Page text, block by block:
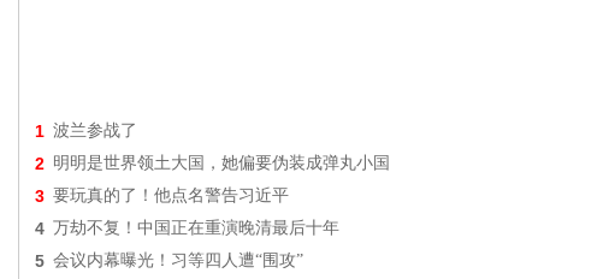
1 波兰参战了
2 明明是世界领土大国，她偏要伪装成弹丸小国
3 要玩真的了！他点名警告习近平
4 万劫不复！中国正在重演晚清最后十年
5 会议内幕曝光！习等四人遭“围攻”